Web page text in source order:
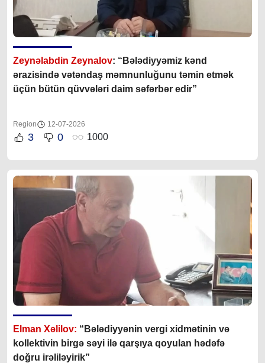
Zeynəlabdin Zeynalov: “Bələdiyyəmiz kənd
ərazisində vətəndaş məmnunluğunu təmin etmək
üçün bütün qüvvələri daim səfərbər edir”
Region 12-07-2026
3 0 1000
Elman Xəlilov: “Bələdiyyənin vergi xidmətinin və
kollektivin birgə səyi ilə qarşıya qoyulan hədəfə
doğru irəliləyirik”